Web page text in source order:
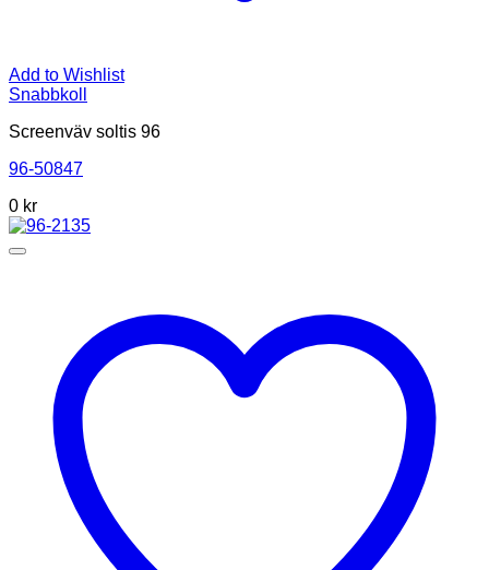
Add to Wishlist
Snabbkoll
Screenväv soltis 96
96-50847
0 kr